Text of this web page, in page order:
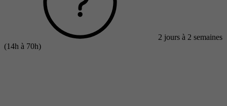
2 jours à 2 semaines
(14h à 70h)